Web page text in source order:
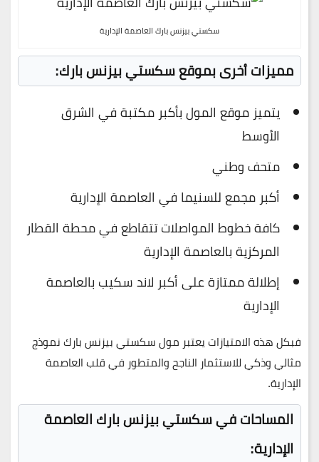
سكستي بيزنس بارك العاصمة الإدارية
مميزات أخرى بموقع سكستي بيزنس بارك:
يتميز موقع المول بأكبر مكتبة في الشرق
الأوسط
متحف وطني
أكبر مجمع للسنيما في العاصمة الإدارية
كافة خطوط المواصلات تتقاطع في محطة القطار
المركزية بالعاصمة الإدارية
إطلالة ممتازة على أكبر لاند سكيب بالعاصمة
الإدارية
فبكل هذه الامتيازات يعتبر مول سكستي بيزنس بارك نموذج
مثالي وذكي للاستثمار الناجح والمتطور في قلب العاصمة
الإدارية.
المساحات في سكستي بيزنس بارك العاصمة
الإدارية: